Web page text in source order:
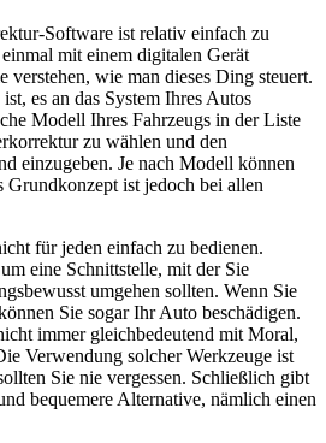
Software ist relativ einfach zu
mit einem digitalen Gerät
verstehen, wie man dieses Ding steuert.
es an das System Ihres Autos
Modell Ihres Fahrzeugs in der Liste
zu wählen und den
einzugeben. Je nach Modell können
Grundkonzept ist jedoch bei allen
für jeden einfach zu bedienen.
eine Schnittstelle, mit der Sie
umgehen sollten. Wenn Sie
Sie sogar Ihr Auto beschädigen.
immer gleichbedeutend mit Moral,
Verwendung solcher Werkzeuge ist
Sie nie vergessen. Schließlich gibt
bequemere Alternative, nämlich einen